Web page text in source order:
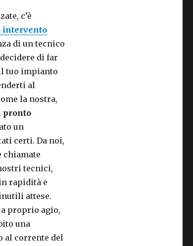
c’è
intervento
di un tecnico
di far
tuo impianto
al
la nostra,
pronto
un
certi. Da noi,
chiamate
tecnici,
rapidità e
attese.
proprio agio,
una
al corrente del